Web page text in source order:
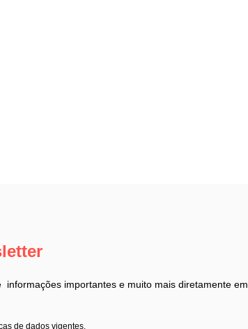
importantes e muito mais diretamente em
de dados vigentes.